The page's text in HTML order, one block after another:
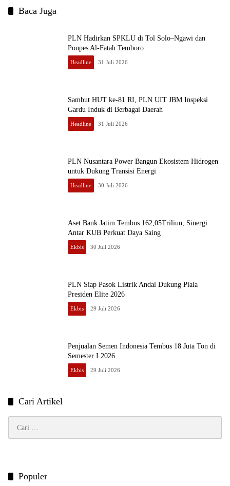
Baca Juga
PLN Hadirkan SPKLU di Tol Solo–Ngawi dan
Ponpes Al-Fatah Temboro
Headline 31 Juli 2026
Sambut HUT ke-81 RI, PLN UIT JBM Inspeksi
Gardu Induk di Berbagai Daerah
Headline 31 Juli 2026
PLN Nusantara Power Bangun Ekosistem Hidrogen
untuk Dukung Transisi Energi
Headline 30 Juli 2026
Aset Bank Jatim Tembus 162,05Triliun, Sinergi
Antar KUB Perkuat Daya Saing
Ekbis 30 Juli 2026
PLN Siap Pasok Listrik Andal Dukung Piala
Presiden Elite 2026
Ekbis 29 Juli 2026
Penjualan Semen Indonesia Tembus 18 Juta Ton di
Semester I 2026
Ekbis 29 Juli 2026
Cari Artikel
untuk:
Populer